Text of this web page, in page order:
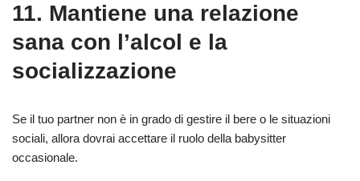
11. Mantiene una relazione
sana con l’alcol e la
socializzazione
Se il tuo partner non è in grado di gestire il bere o le situazioni
sociali, allora dovrai accettare il ruolo della babysitter
occasionale.